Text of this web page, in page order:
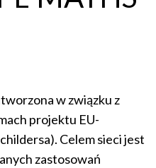
w związku z
projektu EU-
Celem sieci jest
zastosowań